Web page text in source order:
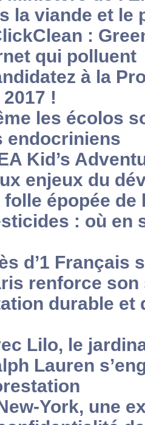
la viande et le
:
qui polluent
à la
!
les écolos
endocriniens
Kid’s
enjeux du
folle épopée de
: où en
d’1 Français
renforce
durable et
Lilo, le
Lauren
York, une